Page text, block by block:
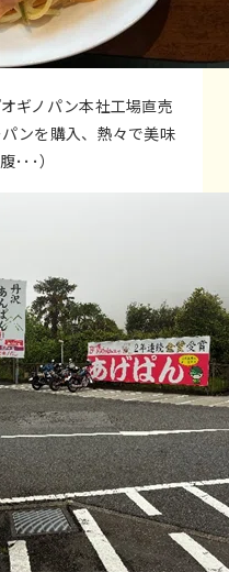
ギノパン本社工場直売
ンを購入、熱々で美味
･･･）